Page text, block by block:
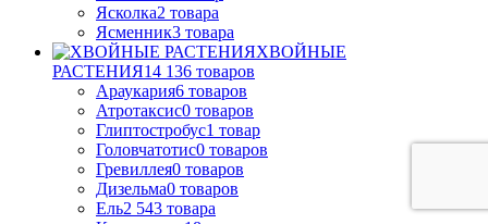
Ясколка2 товара
Ясменник3 товара
ХВОЙНЫЕ
РАСТЕНИЯ14 136 товаров
Араукария6 товаров
Атротаксис0 товаров
Глиптостробус1 товар
Головчатотис0 товаров
Гревиллея0 товаров
Дизельма0 товаров
Ель2 543 товара